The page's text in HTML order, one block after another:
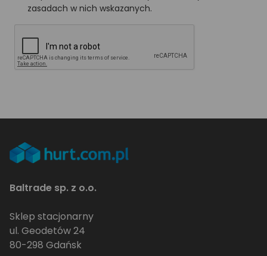
zasadach w nich wskazanych.
Baltrade sp. z o.o.
Sklep stacjonarny
ul. Geodetów 24
80-298 Gdańsk